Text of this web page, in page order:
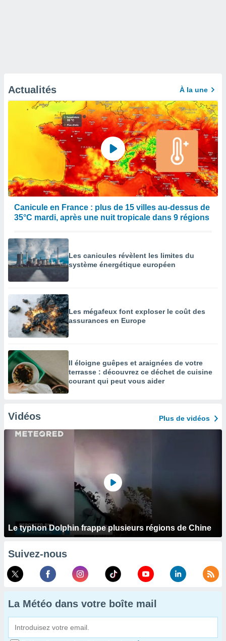
Actualités À la une
Canicule en France : plus de 15 villes au-dessus de
35°C mardi, après une nuit tropicale dans 9 régions
Les canicules révèlent les limites du
système énergétique européen
Les mégafeux font exploser le coût des
assurances en Europe
Il éloigne guêpes et araignées de votre
terrasse : découvrez ce déchet de cuisine
courant qui peut vous aider
Vidéos Plus de vidéos
Le typhon Dolphin frappe plusieurs régions de Chine
Suivez-nous
La Météo dans votre boîte mail